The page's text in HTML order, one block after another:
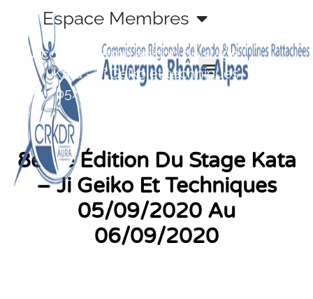
contenu
Espace Membres
Accueil
8ème édition du stage
Kata – Ji Geiko et techniques
05/09/2020 au 06/09/2020
8ème Édition Du Stage Kata
– Ji Geiko Et Techniques
05/09/2020 Au
06/09/2020